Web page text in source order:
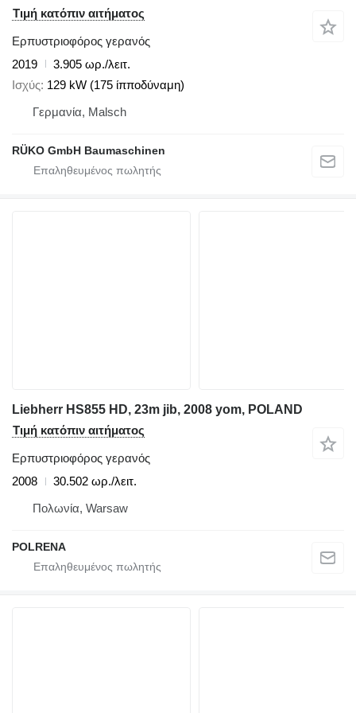
Τιμή κατόπιν αιτήματος
Ερπυστριοφόρος γερανός
2019
3.905 ωρ./λειτ.
Ισχύς 129 kW (175 ίπποδύναμη)
Γερμανία, Malsch
RÜKO GmbH Baumaschinen
Liebherr HS855 HD, 23m jib, 2008 yom, POLAND
Τιμή κατόπιν αιτήματος
Ερπυστριοφόρος γερανός
2008
30.502 ωρ./λειτ.
Πολωνία, Warsaw
POLRENA